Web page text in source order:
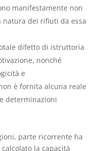
manifestamente non
dei rifiuti da essa
difetto di istruttoria
nonché
e
è fornita alcuna reale
determinazioni
parte ricorrente ha
la capacità